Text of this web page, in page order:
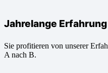
Jahrelange Erfahrung
Sie profitieren von unserer
A nach B.